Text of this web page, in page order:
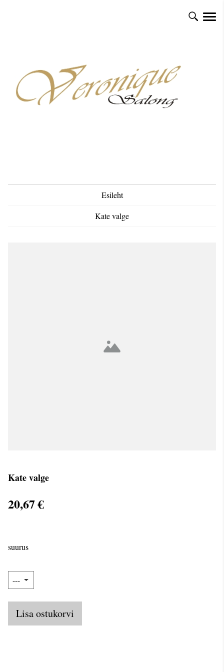
Esileht
Kate valge
Kate valge
20,67 €
suurus
Lisa ostukorvi